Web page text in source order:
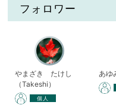
フォロワー
やまざき たけし
（Takeshi）
個人
あゆ